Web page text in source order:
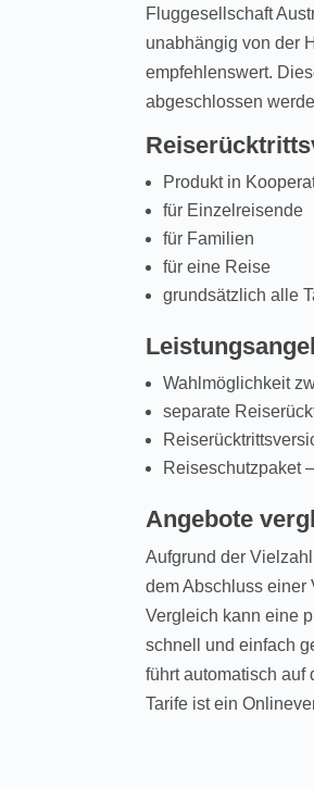
Fluggesellschaft
unabhängig von der
empfehlenswert.
abgeschlossen
Produkt in
für Einzelreisende
für Familien
für eine Reise
grundsätzlich alle
Wahlmöglichkeit
separate
Reiseschutzpaket
Angebote
Aufgrund der
dem Abschluss einer
Vergleich kann eine
schnell und einfach
führt automatisch auf
Tarife ist ein